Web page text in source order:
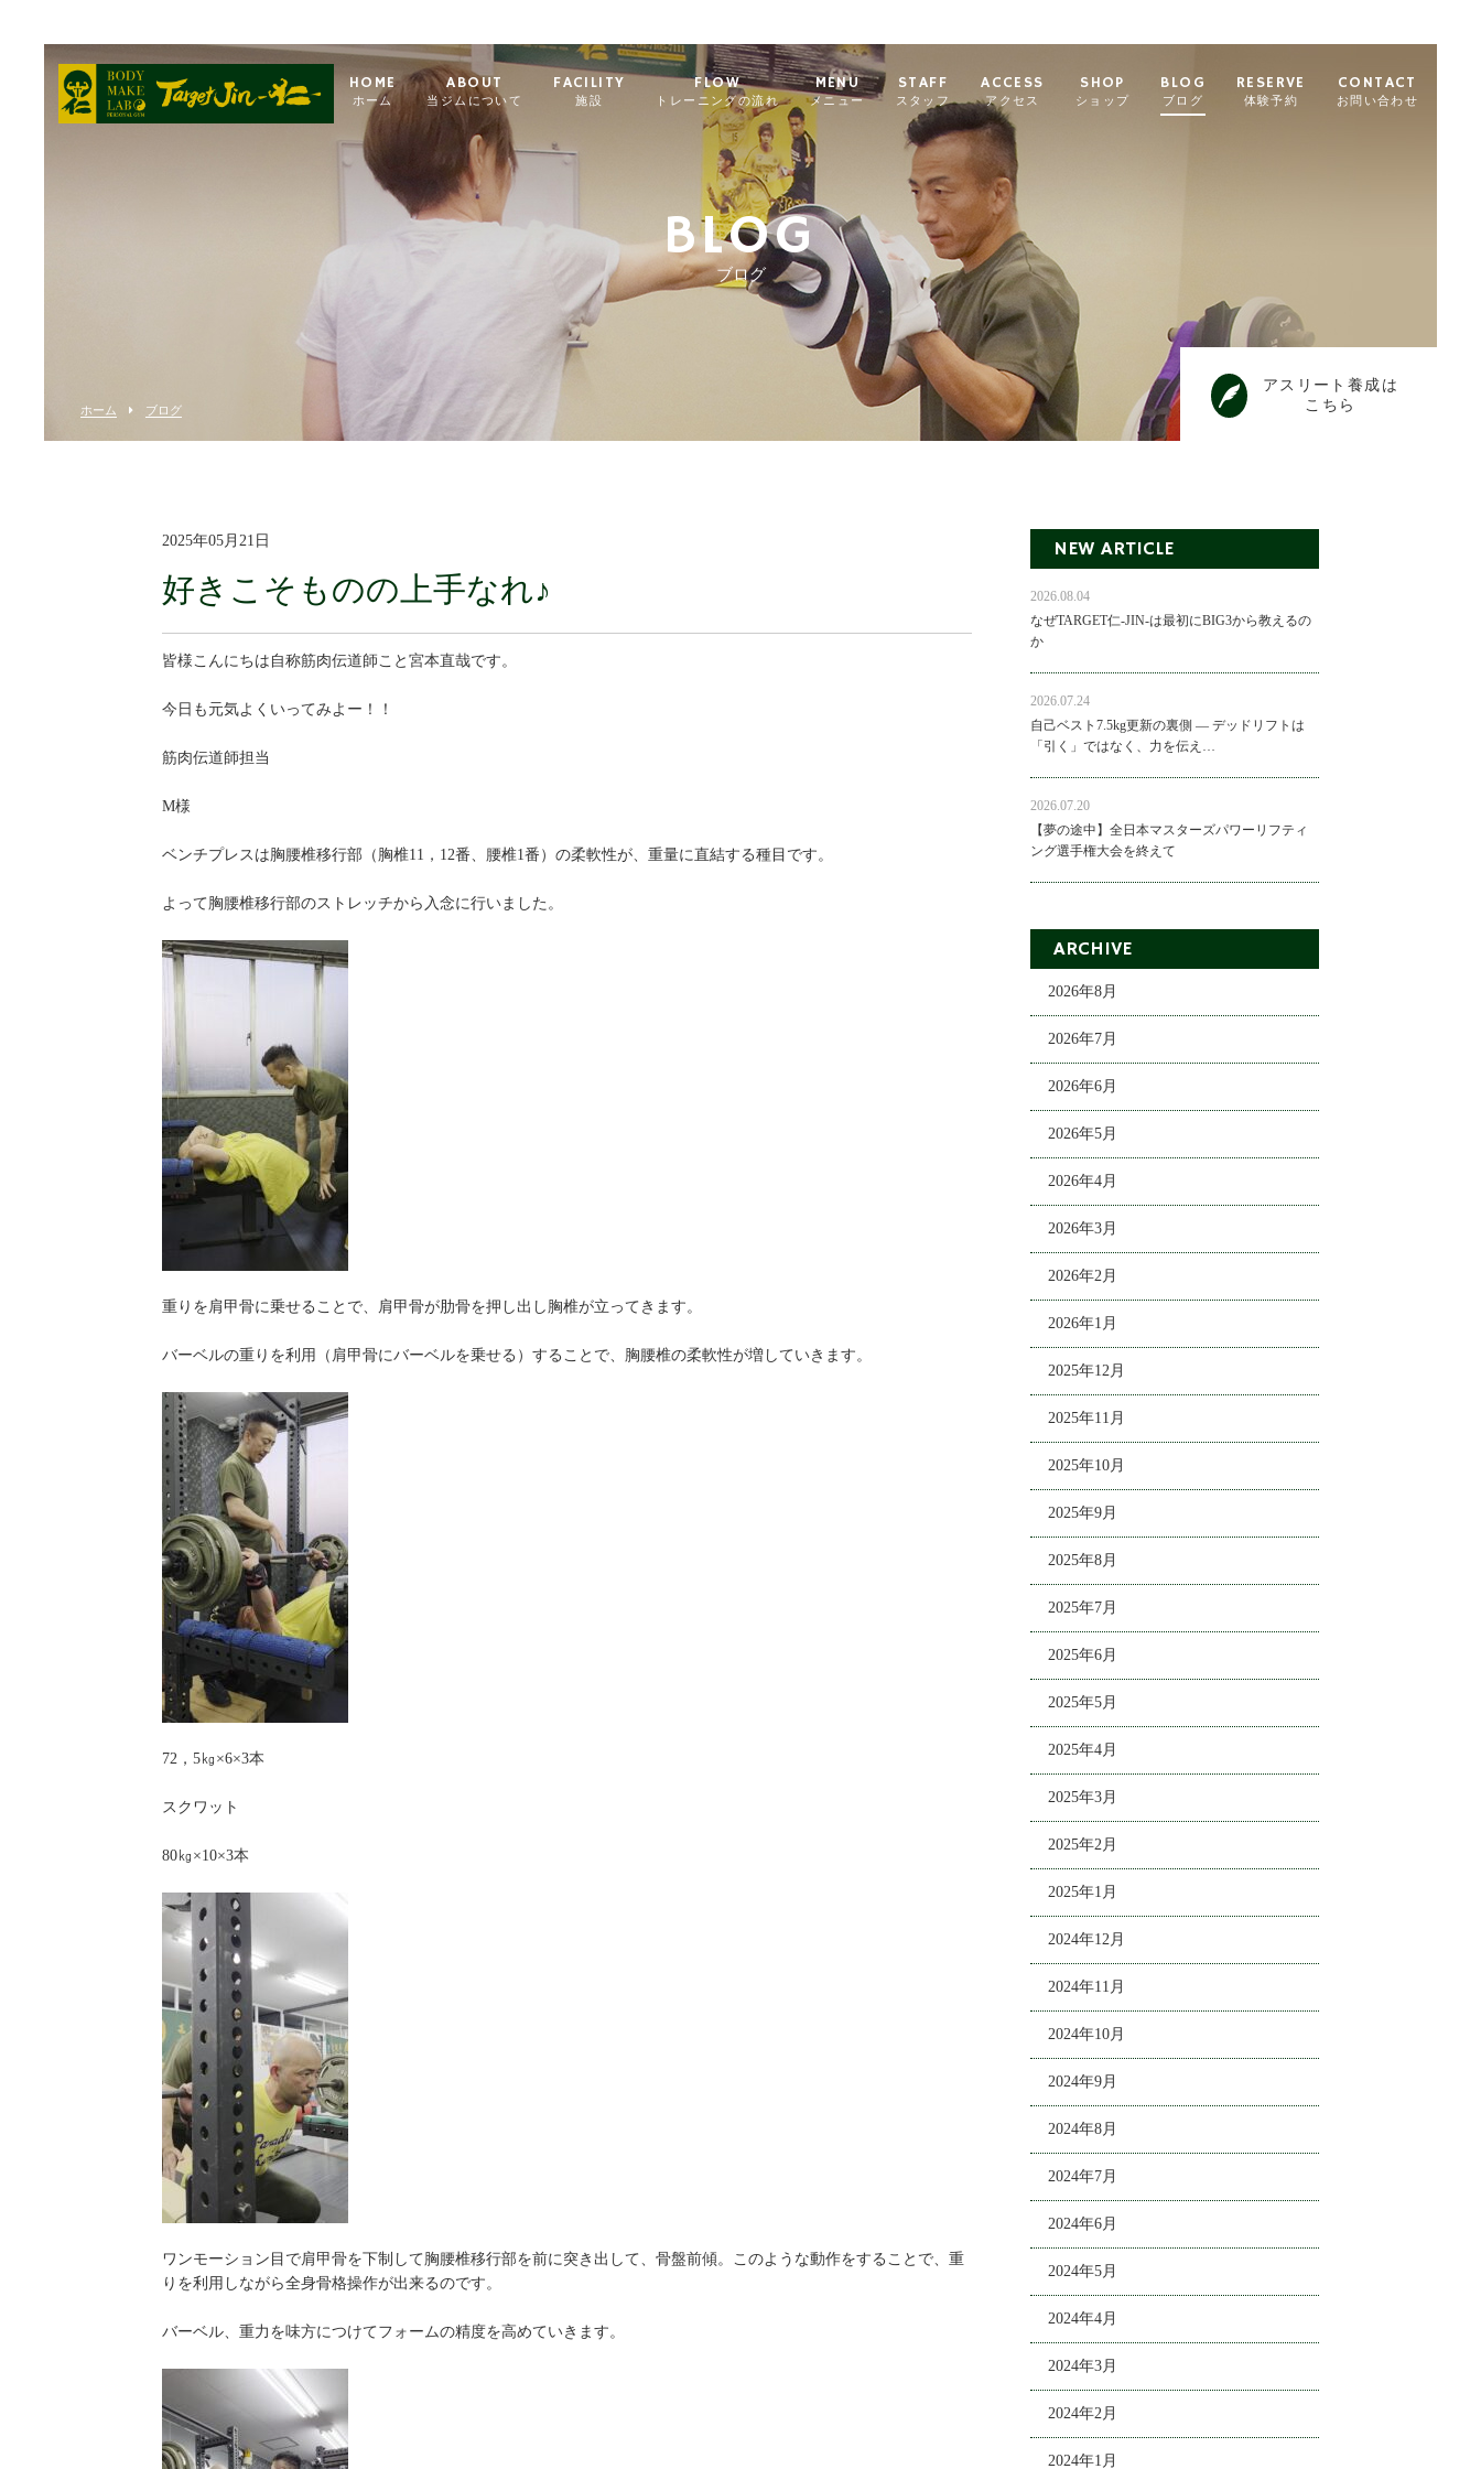
HOME
ホーム
ABOUT
当ジムについて
FACILITY
施設
FLOW
トレーニングの流れ
MENU
メニュー
STAFF
スタッフ
ACCESS
アクセス
SHOP
ショップ
BLOG
ブログ
RESERVE
体験予約
CONTACT
お問い合わせ
BLOG
ブログ
ホーム ブログ
アスリート養成は
こちら
2025年05月21日
好きこそものの上手なれ♪
皆様こんにちは自称筋肉伝道師こと宮本直哉です。
今日も元気よくいってみよー！！
筋肉伝道師担当
M様
ベンチプレスは胸腰椎移行部（胸椎11，12番、腰椎1番）の柔軟性が、重量に直結する種目です。
よって胸腰椎移行部のストレッチから入念に行いました。
重りを肩甲骨に乗せることで、肩甲骨が肋骨を押し出し胸椎が立ってきます。
バーベルの重りを利用（肩甲骨にバーベルを乗せる）することで、胸腰椎の柔軟性が増していきます。
72，5㎏×6×3本
スクワット
80㎏×10×3本
ワンモーション目で肩甲骨を下制して胸腰椎移行部を前に突き出して、骨盤前傾。このような動作をすることで、重
りを利用しながら全身骨格操作が出来るのです。
バーベル、重力を味方につけてフォームの精度を高めていきます。
NEW ARTICLE
2026.08.04
なぜTARGET仁-JIN-は最初にBIG3から教えるの
か
2026.07.24
自己ベスト7.5kg更新の裏側 ― デッドリフトは
「引く」ではなく、力を伝え…
2026.07.20
【夢の途中】全日本マスターズパワーリフティ
ング選手権大会を終えて
ARCHIVE
2026年8月
2026年7月
2026年6月
2026年5月
2026年4月
2026年3月
2026年2月
2026年1月
2025年12月
2025年11月
2025年10月
2025年9月
2025年8月
2025年7月
2025年6月
2025年5月
2025年4月
2025年3月
2025年2月
2025年1月
2024年12月
2024年11月
2024年10月
2024年9月
2024年8月
2024年7月
2024年6月
2024年5月
2024年4月
2024年3月
2024年2月
2024年1月